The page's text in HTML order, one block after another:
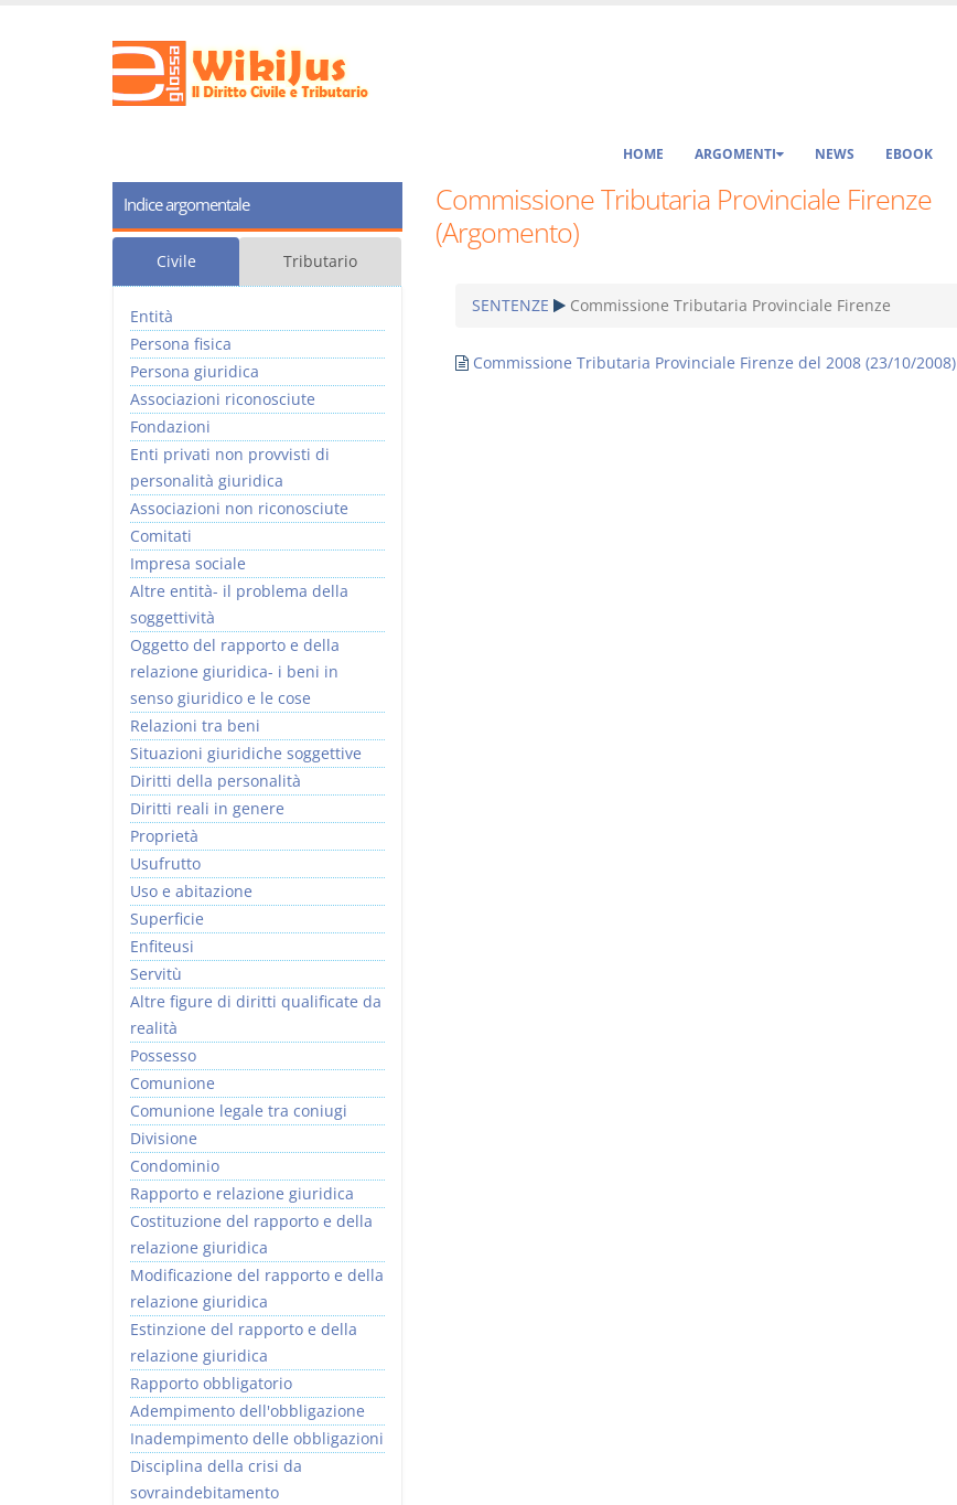
HOME ARGOMENTI NEWS EBOOK
Commissione Tributaria Provinciale Firenze
(Argomento)
SENTENZE Commissione Tributaria Provinciale Firenze
Commissione Tributaria Provinciale Firenze del 2008 (23/10/2008)
Indice argomentale
Civile Tributario
Entità
Persona fisica
Persona giuridica
Associazioni riconosciute
Fondazioni
Enti privati non provvisti di
personalità giuridica
Associazioni non riconosciute
Comitati
Impresa sociale
Altre entità- il problema della
soggettività
Oggetto del rapporto e della
relazione giuridica- i beni in
senso giuridico e le cose
Relazioni tra beni
Situazioni giuridiche soggettive
Diritti della personalità
Diritti reali in genere
Proprietà
Usufrutto
Uso e abitazione
Superficie
Enfiteusi
Servitù
Altre figure di diritti qualificate da
realità
Possesso
Comunione
Comunione legale tra coniugi
Divisione
Condominio
Rapporto e relazione giuridica
Costituzione del rapporto e della
relazione giuridica
Modificazione del rapporto e della
relazione giuridica
Estinzione del rapporto e della
relazione giuridica
Rapporto obbligatorio
Adempimento dell'obbligazione
Inadempimento delle obbligazioni
Disciplina della crisi da
sovraindebitamento